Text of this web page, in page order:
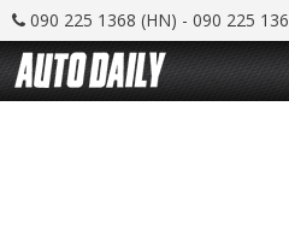
090 225 1368 (HN) - 090 225